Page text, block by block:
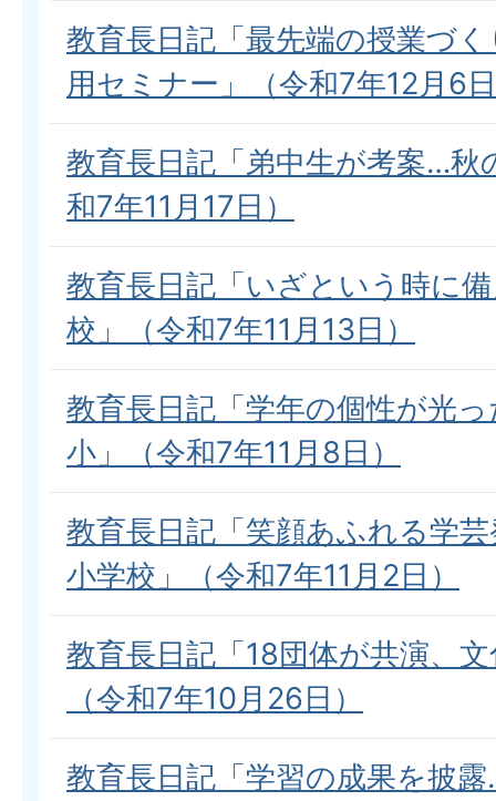
教育長日記「最先端の授業づ
用セミナー」（令和7年12月6
教育長日記「弟中生が考案…秋
和7年11月17日）
教育長日記「いざという時に
校」（令和7年11月13日）
教育長日記「学年の個性が光
小」（令和7年11月8日）
教育長日記「笑顔あふれる学
小学校」（令和7年11月2日）
教育長日記「18団体が共演、
（令和7年10月26日）
教育長日記「学習の成果を披